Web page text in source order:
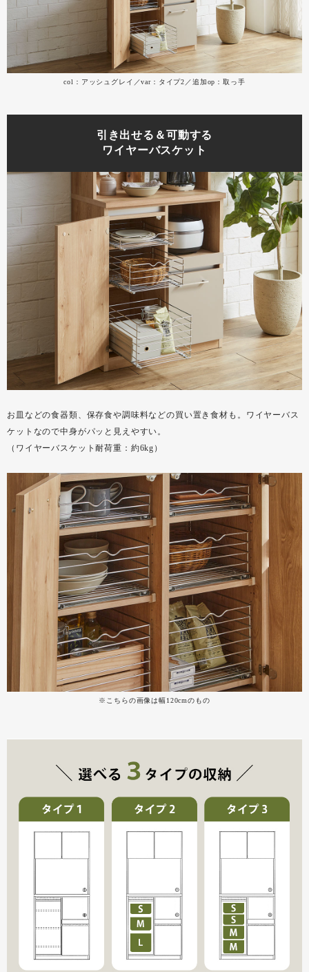
col：アッシュグレイ／var：タイプ2／追加op：取っ手
引き出せる＆可動する
ワイヤーバスケット
お皿などの食器類、保存食や調味料などの買い置き食材も。ワイヤーバス
ケットなので中身がパッと見えやすい。
（ワイヤーバスケット耐荷重：約6kg）
※こちらの画像は幅120cmのもの